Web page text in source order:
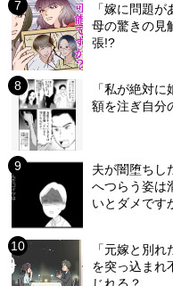
「嫁に問題
母の驚きの見
張!?
「私が絶対
額を注ぎ自分
夫が闇堕ちし
へつらう姿は
いとダメです
「元嫁と別
を突っ込まれ